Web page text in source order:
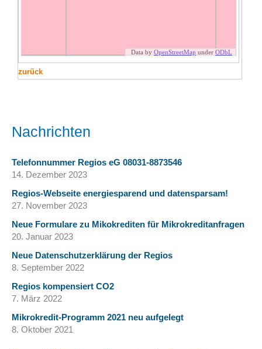
zurück
Nachrichten
Telefonnummer Regios eG 08031-8873546
14. Dezember 2023
Regios-Webseite energiesparend und datensparsam!
27. November 2023
Neue Formulare zu Mikokrediten für Mikrokreditanfragen
20. Januar 2023
Neue Datenschutzerklärung der Regios
8. September 2022
Regios kompensiert CO2
7. März 2022
Mikrokredit-Programm 2021 neu aufgelegt
8. Oktober 2021